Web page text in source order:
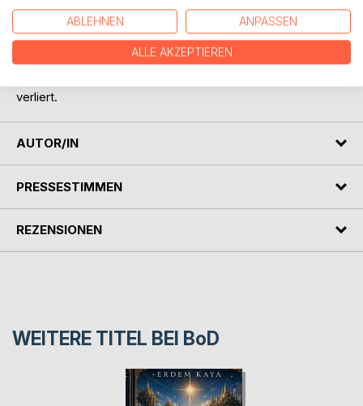
umformen, bis sie zu einem finsteren Ort wird. Lesen Sie
wie ein globales Imperium durch den Willen eines Einzelnen
manifestiert wird.
Erfahren Sie die Blutdurst eines Schächters der sich für
verliert.
AUTOR/IN
PRESSESTIMMEN
REZENSIONEN
WEITERE TITEL BEI BoD
ABLEHNEN ANPASSEN
ALLE AKZEPTIEREN